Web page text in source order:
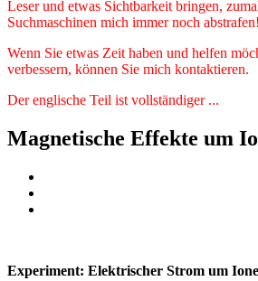
Leser und etwas Sichtbarkeit bringen,
Suchmaschinen mich immer noch abstrafen!
Wenn Sie etwas Zeit haben und helfen
verbessern, können Sie mich kontaktieren.
Der englische Teil ist vollständiger ...
Magnetische Effekte um
Experiment: Elektrischer Strom um